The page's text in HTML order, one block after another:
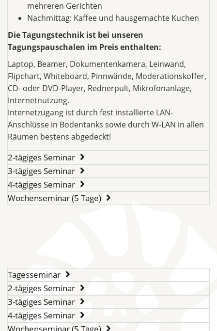
mehreren Gerichten
Nachmittag: Kaffee und hausgemachte Kuchen
Die Tagungstechnik ist bei unseren
Tagungspauschalen im Preis enthalten:
Laptop, Beamer, Dokumentenkamera, Leinwand,
Flipchart, Whiteboard, Pinnwände, Moderationskoffer,
CD- oder DVD-Player, Rednerpult, Mikrofonanlage,
Internetnutzung.
Internetzugang ist durch fest installierte LAN-
Anschlüsse in Bodentanks sowie durch W-LAN in allen
Räumen bestens abgedeckt!
2-tägiges Seminar
3-tägiges Seminar
4-tägiges Seminar
Wochenseminar (5 Tage)
Tagesseminar
2-tägiges Seminar
3-tägiges Seminar
4-tägiges Seminar